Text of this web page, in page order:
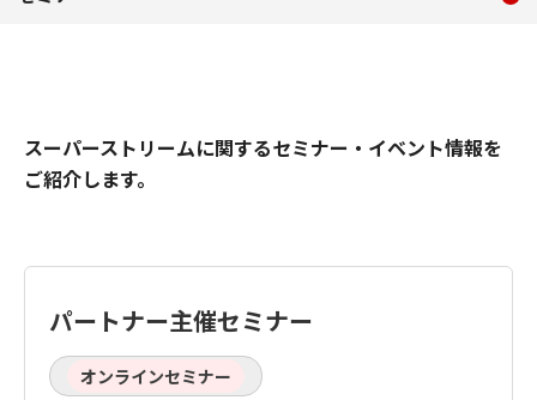
スーパーストリームに関するセミナー・イベント情報を
ご紹介します。
パートナー主催セミナー
オンラインセミナー